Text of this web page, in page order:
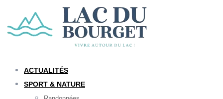
ACTUALITÉS
SPORT & NATURE